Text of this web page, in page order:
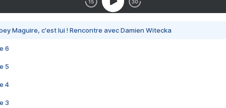
Maguire, c'est lui ! Rencontre avec Damien Witecka
6
5
4
3